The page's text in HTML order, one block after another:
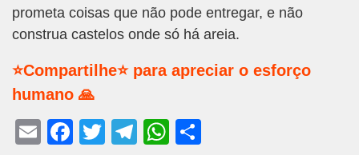
prometa coisas que não pode entregar, e não
construa castelos onde só há areia.
⭐Compartilhe⭐ para apreciar o esforço
humano 🙏
E
F
T
T
W